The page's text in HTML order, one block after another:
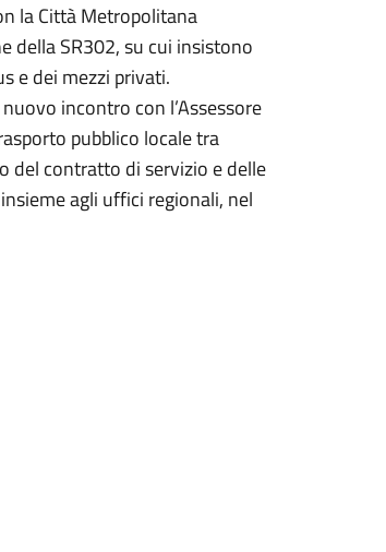
la Città Metropolitana
della SR302, su cui insistono
e dei mezzi privati.
incontro con l’Assessore
pubblico locale tra
del contratto di servizio e delle
agli uffici regionali, nel